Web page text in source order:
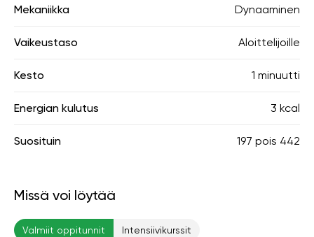
Mekaniikka Dynaaminen
Vaikeustaso Aloittelijoille
Kesto 1 minuutti
Energian kulutus 3 kcal
Suosituin 197 pois 442
Missä voi löytää
Valmiit oppitunnit Intensiivikurssit